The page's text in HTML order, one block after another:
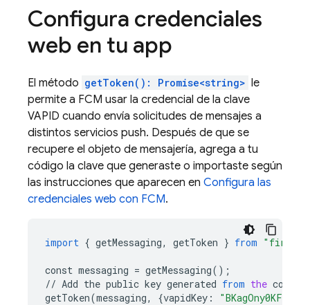
Configura credenciales
web en tu app
El método getToken(): Promise<string> le
permite a FCM usar la credencial de la clave
VAPID cuando envía solicitudes de mensajes a
distintos servicios push. Después de que se
recupere el objeto de mensajería, agrega a tu
código la clave que generaste o importaste según
las instrucciones que aparecen en Configura las
credenciales web con FCM.
import { getMessaging, getToken } from
const messaging = getMessaging();
// Add the public key generated from the
getToken(messaging, {vapidKey :